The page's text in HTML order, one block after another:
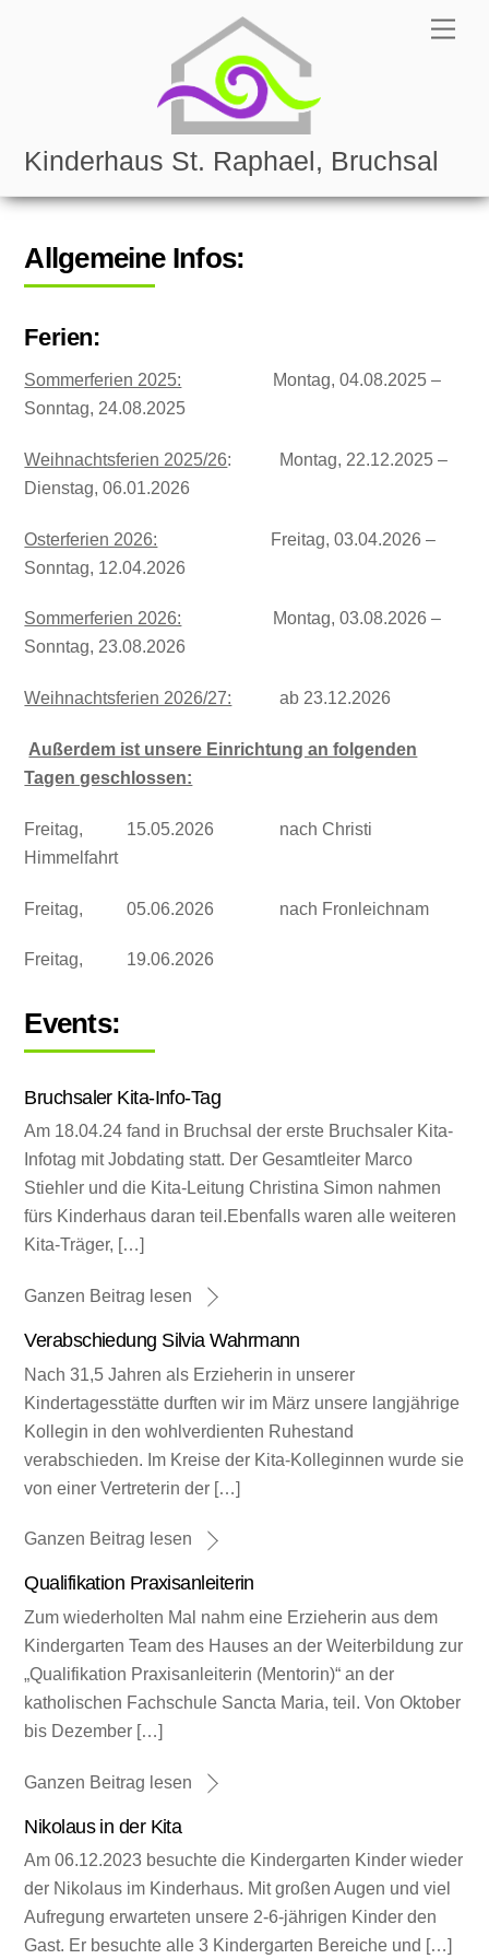
Kinderhaus St. Raphael, Bruchsal
Allgemeine Infos:
Ferien:
Sommerferien 2025: Montag, 04.08.2025 –
Sonntag, 24.08.2025
Weihnachtsferien 2025/26: Montag, 22.12.2025 –
Dienstag, 06.01.2026
Osterferien 2026: Freitag, 03.04.2026 –
Sonntag, 12.04.2026
Sommerferien 2026: Montag, 03.08.2026 –
Sonntag, 23.08.2026
Weihnachtsferien 2026/27: ab 23.12.2026
Außerdem ist unsere Einrichtung an folgenden
Tagen geschlossen:
Freitag, 15.05.2026 nach Christi
Himmelfahrt
Freitag, 05.06.2026 nach Fronleichnam
Freitag, 19.06.2026
Events:
Bruchsaler Kita-Info-Tag
Am 18.04.24 fand in Bruchsal der erste Bruchsaler Kita-
Infotag mit Jobdating statt. Der Gesamtleiter Marco
Stiehler und die Kita-Leitung Christina Simon nahmen
fürs Kinderhaus daran teil.Ebenfalls waren alle weiteren
Kita-Träger, […]
Ganzen Beitrag lesen
Verabschiedung Silvia Wahrmann
Nach 31,5 Jahren als Erzieherin in unserer
Kindertagesstätte durften wir im März unsere langjährige
Kollegin in den wohlverdienten Ruhestand
verabschieden. Im Kreise der Kita-Kolleginnen wurde sie
von einer Vertreterin der […]
Ganzen Beitrag lesen
Qualifikation Praxisanleiterin
Zum wiederholten Mal nahm eine Erzieherin aus dem
Kindergarten Team des Hauses an der Weiterbildung zur
„Qualifikation Praxisanleiterin (Mentorin)“ an der
katholischen Fachschule Sancta Maria, teil. Von Oktober
bis Dezember […]
Ganzen Beitrag lesen
Nikolaus in der Kita
Am 06.12.2023 besuchte die Kindergarten Kinder wieder
der Nikolaus im Kinderhaus. Mit großen Augen und viel
Aufregung erwarteten unsere 2-6-jährigen Kinder den
Gast. Er besuchte alle 3 Kindergarten Bereiche und […]